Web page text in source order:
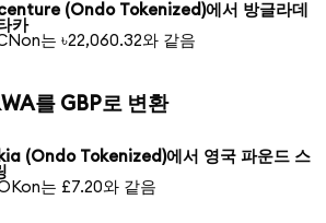
(Ondo Tokenized)에서 방글라데
카
는 ৳22,060.32와 같음
를 GBP로 변환
(Ondo Tokenized)에서 영국 파운드 스
는 £7.20와 같음